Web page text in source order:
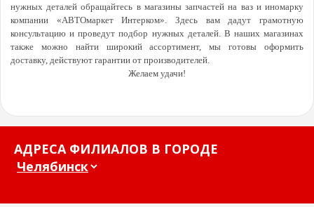
нужных деталей обращайтесь в магазины запчастей на ваз и иномарку
компании «АВТОмаркет Интерком». Здесь вам дадут грамотную
консультацию и проведут подбор нужных деталей. В наших магазинах
также можно найти широкий ассортимент, мы готовы оформить
доставку, действуют гарантии от производителей.
Желаем удачи!
АДРЕСА ФИЛИАЛОВ В ГОРОДЕ